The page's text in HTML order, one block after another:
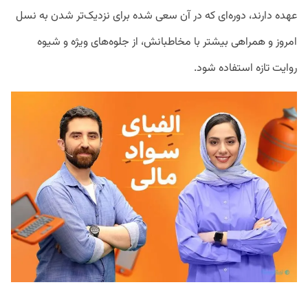
عهده دارند، دوره‌ای که در آن سعی شده برای نزدیک‌تر شدن به نسل
امروز و همراهی بیشتر با مخاطبانش، از جلوه‌های ویژه و شیوه
روایت تازه استفاده شود.